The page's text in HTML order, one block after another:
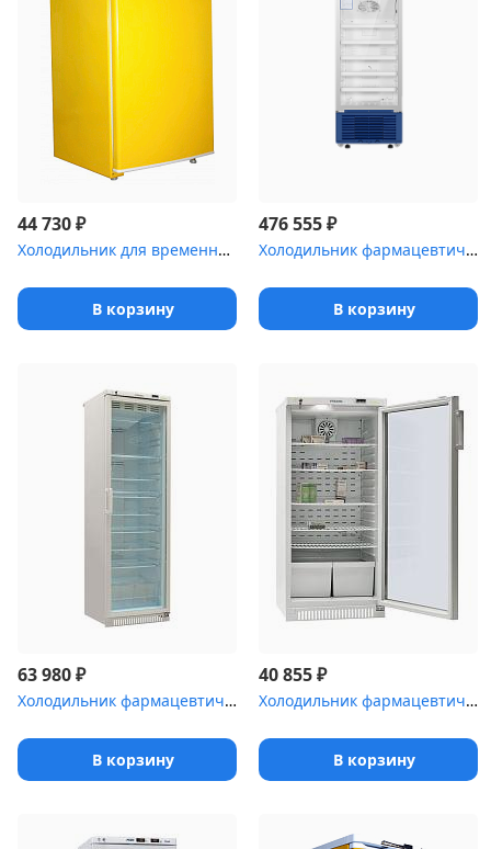
44 730₽
Холодильник для временного хранения медицинских отходов Саратов-5...
В корзину
476 555₽
Холодильник фармацевтический Haier HYC-290 со стеклянной дверью (...
В корзину
63 980₽
Холодильник фармацевтический Pozis ХФ-400-5
В корзину
40 855₽
Холодильник фармацевтический Pozis ХФ-250-5 со стеклянной дверью ...
В корзину